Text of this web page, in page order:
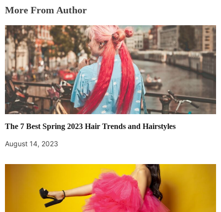
More From Author
The 7 Best Spring 2023 Hair Trends and Hairstyles
August 14, 2023